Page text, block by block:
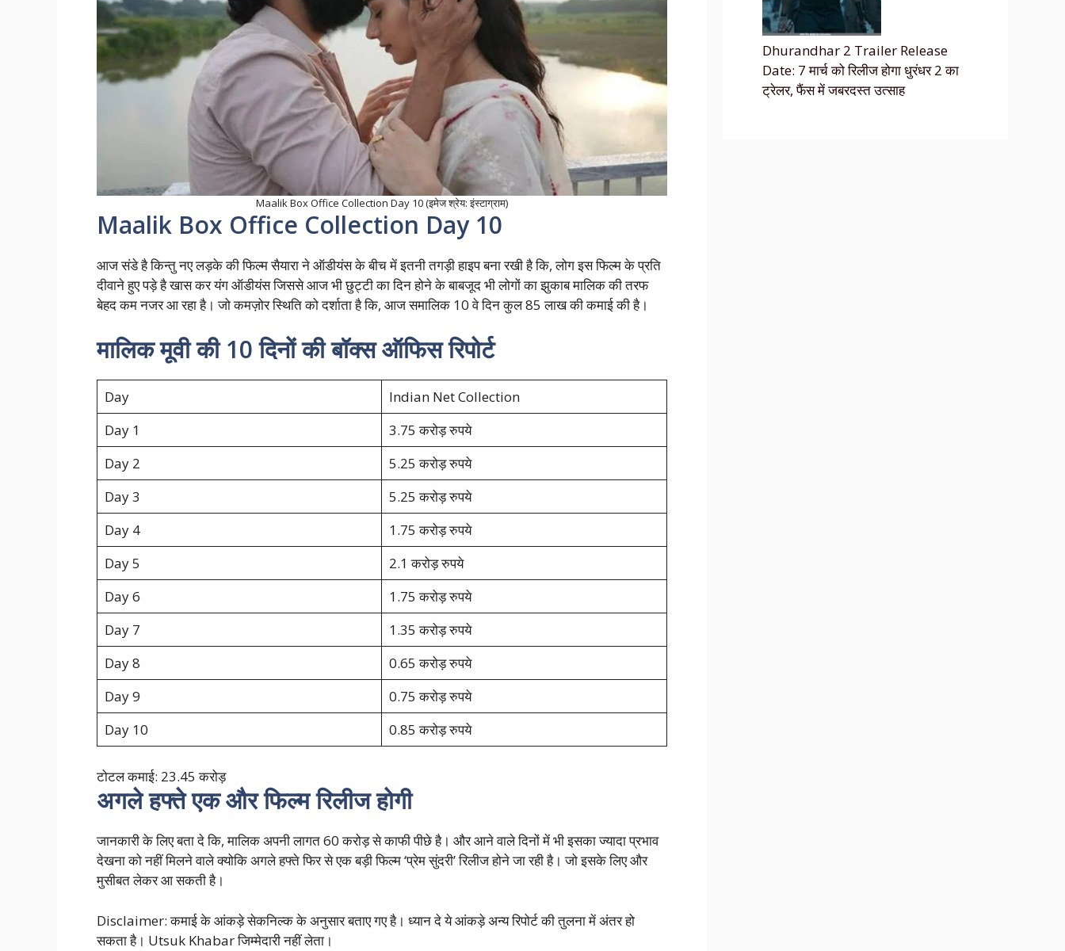
Maalik Box Office Collection Day 10 (इमेज श्रेय: इंस्टाग्राम)
Maalik Box Office Collection Day 10
आज संडे है किन्तु नए लड़के की फिल्म सैयारा ने ऑडीयंस के बीच में इतनी तगड़ी हाइप बना रखी है कि, लोग इस फिल्म के प्रति
दीवाने हुए पड़े है खास कर यंग ऑडीयंस जिससे आज भी छुट्टी का दिन होने के बाबजूद भी लोगों का झुकाब मालिक की तरफ
बेहद कम नजर आ रहा है। जो कमज़ोर स्थिति को दर्शाता है कि, आज समालिक 10 वे दिन कुल 85 लाख की कमाई की है।
मालिक मूवी की 10 दिनों की बॉक्स ऑफिस रिपोर्ट
Day
Indian Net Collection
Day 1
3.75 करोड़ रुपये
Day 2
5.25 करोड़ रुपये
Day 3
5.25 करोड़ रुपये
Day 4
1.75 करोड़ रुपये
Day 5
2.1 करोड़ रुपये
Day 6
1.75 करोड़ रुपये
Day 7
1.35 करोड़ रुपये
Day 8
0.65 करोड़ रुपये
Day 9
0.75 करोड़ रुपये
Day 10
0.85 करोड़ रुपये
टोटल कमाई: 23.45 करोड़
अगले हफ्ते एक और फिल्म रिलीज होगी
जानकारी के लिए बता दे कि, मालिक अपनी लागत 60 करोड़ से काफी पीछे है। और आने वाले दिनों में भी इसका ज्यादा प्रभाव
देखना को नहीं मिलने वाले क्योकि अगले हफ्ते फिर से एक बड़ी फिल्म ‘प्रेम सुंदरी’ रिलीज होने जा रही है। जो इसके लिए और
मुसीबत लेकर आ सकती है।
Disclaimer: कमाई के आंकड़े सेकनिल्क के अनुसार बताए गए है। ध्यान दे ये आंकड़े अन्य रिपोर्ट की तुलना में अंतर हो
सकता है। Utsuk Khabar जिम्मेदारी नहीं लेता।
Dhurandhar 2 Trailer Release
Date: 7 मार्च को रिलीज होगा धुरंधर 2 का
ट्रेलर, फैंस में जबरदस्त उत्साह